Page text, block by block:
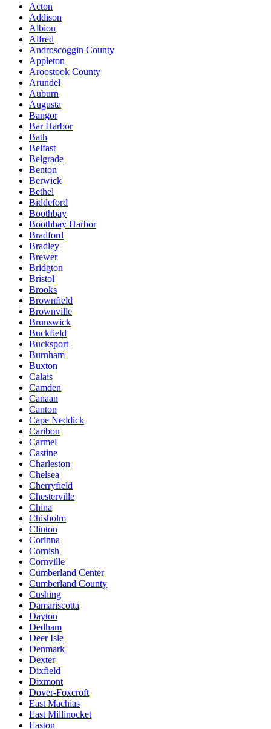
Acton
Addison
Albion
Alfred
Androscoggin County
Appleton
Aroostook County
Arundel
Auburn
Augusta
Bangor
Bar Harbor
Bath
Belfast
Belgrade
Benton
Berwick
Bethel
Biddeford
Boothbay
Boothbay Harbor
Bradford
Bradley
Brewer
Bridgton
Bristol
Brooks
Brownfield
Brownville
Brunswick
Buckfield
Bucksport
Burnham
Buxton
Calais
Camden
Canaan
Canton
Cape Neddick
Caribou
Carmel
Castine
Charleston
Chelsea
Cherryfield
Chesterville
China
Chisholm
Clinton
Corinna
Cornish
Cornville
Cumberland Center
Cumberland County
Cushing
Damariscotta
Dayton
Dedham
Deer Isle
Denmark
Dexter
Dixfield
Dixmont
Dover-Foxcroft
East Machias
East Millinocket
Easton